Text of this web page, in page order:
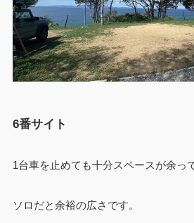
6番サイト
1台車を止めても十分スペースが余っ
ソロだと余裕の広さです。